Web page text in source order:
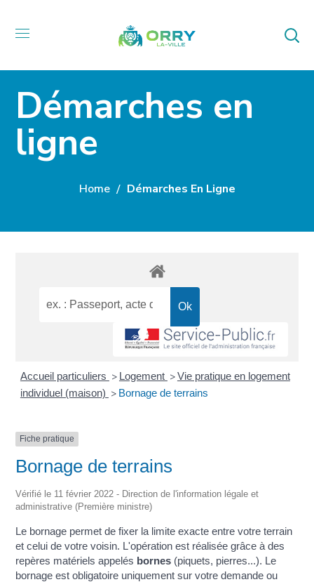
Démarches en
ligne
Home Démarches En Ligne
Accueil particuliers > Logement >Vie pratique en logement
individuel (maison) > Bornage de terrains
Fiche pratique
Bornage de terrains
Vérifié le 11 février 2022 - Direction de l'information légale et
administrative (Première ministre)
Le bornage permet de fixer la limite exacte entre votre terrain
et celui de votre voisin. L'opération est réalisée grâce à des
repères matériels appelés bornes (piquets, pierres...). Le
bornage est obligatoire uniquement sur votre demande ou